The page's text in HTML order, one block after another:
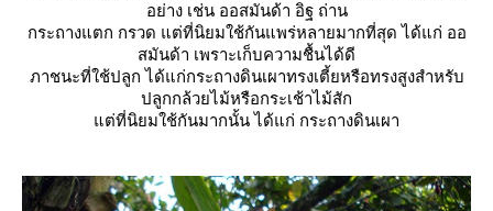
อย่าง เช่น ออสมันด้า อิฐ ถ่าน
กระถางแตก กรวด แต่ที่นิยมใช้กันแพร่หลายมากที่สุด ได้แก่ ออ
สมันด้า เพราะเก็บความชื้นได้ดี
ภาชนะที่ใช้ปลูก ได้แก่กระถางดินเผาทรงเตี้ยหรือทรงสูงสำหรับ
ปลูกกล้วยไม้หรือกระเช้าไม้สัก
ต่ที่นิยมใช้กันมากนั้น ได้แก่ กระถางดินเผา